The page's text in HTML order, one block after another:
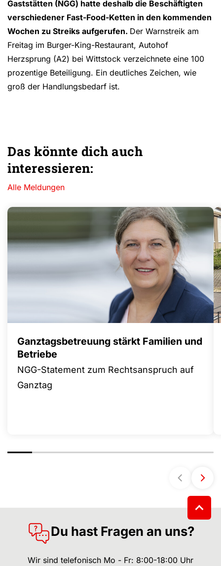
Gaststätten (NGG) hatte deshalb die Beschäftigten
verschiedener Fast-Food-Ketten in den kommenden
Wochen zu Streiks aufgerufen. Der Warnstreik am
Freitag im Burger-King-Restaurant, Autohof
Herzsprung (A2) bei Wittstock verzeichnete eine 100
prozentige Beteiligung. Ein deutliches Zeichen, wie
groß der Handlungsbedarf ist.
Das könnte dich auch
interessieren:
Alle Meldungen
Ganztagsbetreuung stärkt Familien und
Betriebe
NGG-Statement zum Rechtsanspruch auf
Ganztag
Du hast Fragen an uns?
Wir sind telefonisch Mo - Fr: 8:00-18:00 Uhr